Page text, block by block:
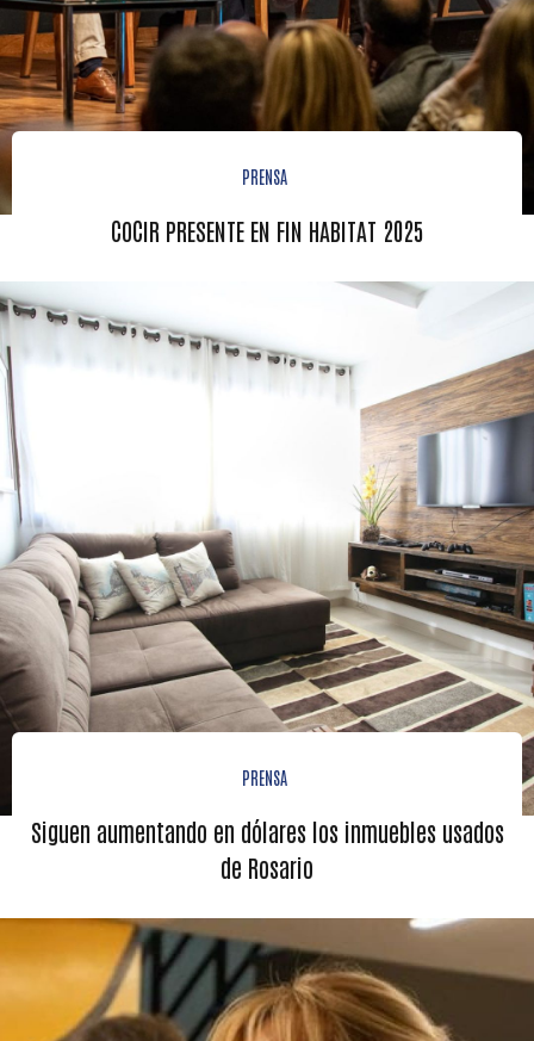
PRENSA
COCIR PRESENTE EN FIN HABITAT 2025
PRENSA
Siguen aumentando en dólares los inmuebles usados
de Rosario